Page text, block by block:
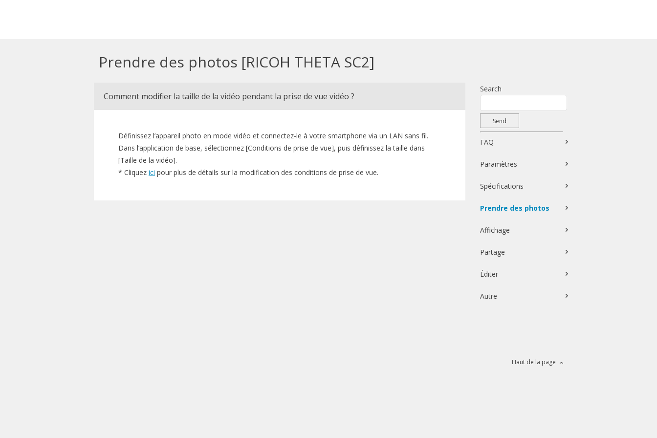
Prendre des photos [RICOH THETA SC2]
Comment modifier la taille de la vidéo pendant la prise de vue vidéo ?
Définissez l’appareil photo en mode vidéo et connectez-le à votre smartphone via un LAN sans fil.
Dans l’application de base, sélectionnez [Conditions de prise de vue], puis définissez la taille dans
[Taille de la vidéo].
* Cliquez ici pour plus de détails sur la modification des conditions de prise de vue.
Search
FAQ
Paramètres
Spécifications
Prendre des photos
Affichage
Partage
Éditer
Autre
Haut de la page